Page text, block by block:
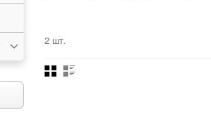
2 шт.